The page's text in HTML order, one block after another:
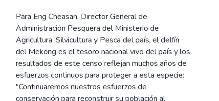
Para Eng Cheasan, Director General de
Administración Pesquera del Ministerio de
Agricultura, Silvicultura y Pesca del país, el delfín
del Mekong es el tesoro nacional vivo del país y los
resultados de este censo reflejan muchos años de
esfuerzos continuos para proteger a esta especie:
"Continuaremos nuestros esfuerzos de
conservación para reconstruir su población al